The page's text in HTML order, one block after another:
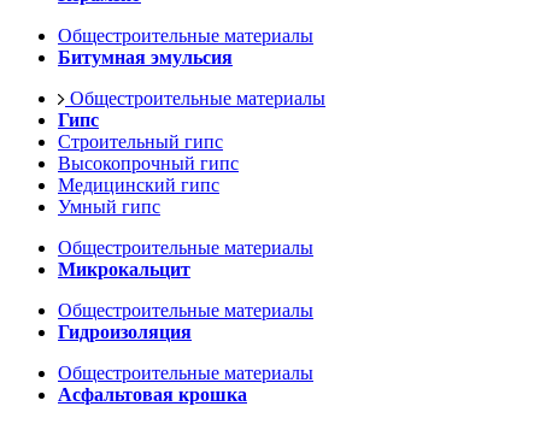
Общестроительные материалы
Битумная эмульсия
Общестроительные материалы
Гипс
Строительный гипс
Высокопрочный гипс
Медицинский гипс
Умный гипс
Общестроительные материалы
Микрокальцит
Общестроительные материалы
Гидроизоляция
Общестроительные материалы
Асфальтовая крошка